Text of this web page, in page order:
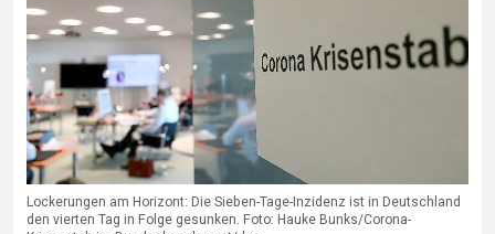
Lockerungen am Horizont: Die Sieben-Tage-Inzidenz ist in Deutschland
den vierten Tag in Folge gesunken. Foto: Hauke Bunks/Corona-